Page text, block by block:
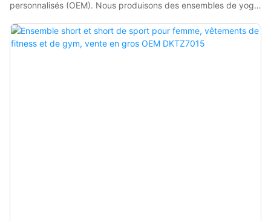
personnalisés (OEM). Nous produisons des ensembles de yoga
personnalisés (soutiens-gorge et shorts) de haute qualité et
certifiés pour des marques internationales, avec des délais de